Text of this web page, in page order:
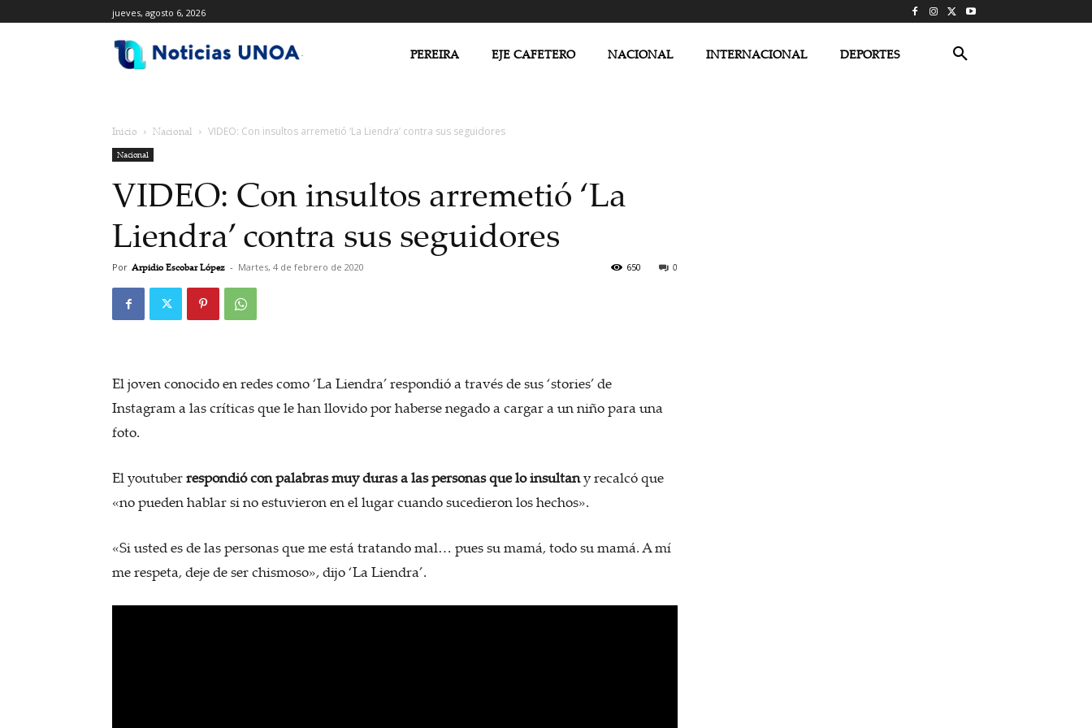
jueves, agosto 6, 2026
PEREIRA EJE CAFETERO NACIONAL INTERNACIONAL DEPORTES
Inicio Nacional VIDEO: Con insultos arremetió ‘La Liendra’ contra sus seguidores
Nacional
VIDEO: Con insultos arremetió ‘La
Liendra’ contra sus seguidores
Por Arpidio Escobar López - Martes, 4 de febrero de 2020 0
650
El joven conocido en redes como ‘La Liendra’ respondió a través de sus ‘stories’ de
Instagram a las críticas que le han llovido por haberse negado a cargar a un niño para una
foto.
El youtuberrespondió con palabras muy duras a las personas que lo insultany recalcó que
«no pueden hablar si no estuvieron en el lugar cuando sucedieron los hechos».
«Si usted es de las personas que me está tratando mal… pues su mamá, todo su mamá. A mí
me respeta, deje de ser chismoso», dijo ‘La Liendra’.